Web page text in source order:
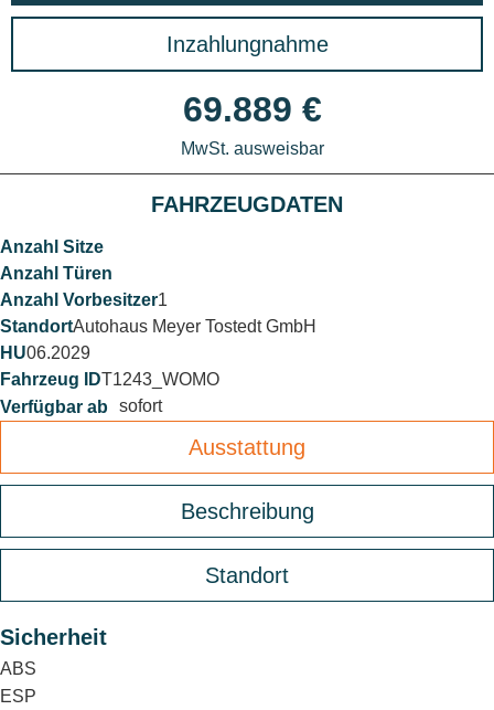
69.889 €
MwSt. ausweisbar
Inzahlungnahme
FAHRZEUGDATEN
1
Autohaus Meyer Tostedt GmbH
06.2029
T1243_WOMO
sofort
Ausstattung
Beschreibung
Standort
Sicherheit
ABS
ESP